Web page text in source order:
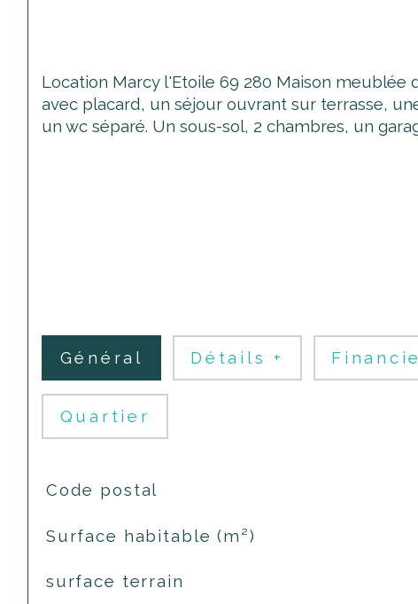
Location Marcy l'Etoile 69 280 Maison meublée
avec placard, un séjour ouvrant sur terrasse,
un wc séparé. Un sous-sol, 2 chambres, un
Général Détails +
Quartier
TRAD_SIROCCO_Caracteristique
Code postal
Surface habitable (m²)
surface terrain